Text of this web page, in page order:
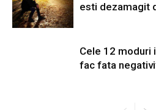
esti dezamagit
Cele 12 moduri
fac fata